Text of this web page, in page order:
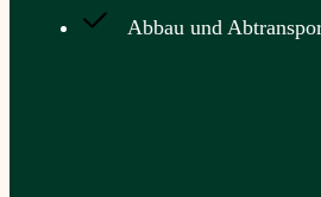
Abbau und